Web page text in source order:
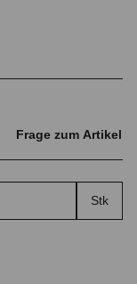
Frage zum Artikel
Stk